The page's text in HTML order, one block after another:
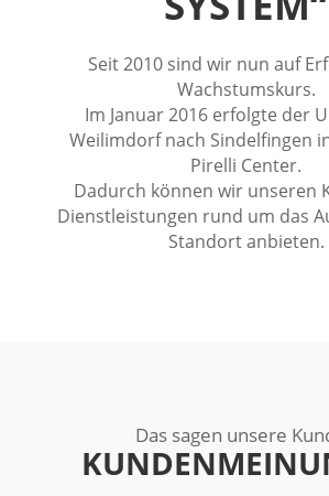
Seit 2010 sind wir nun auf
Wachstumskurs.
Im Januar 2016 erfolgte der
Weilimdorf nach Sindelfingen
Pirelli Center.
Dadurch können wir unseren
Dienstleistungen rund um das
Standort anbieten.
Das sagen unsere